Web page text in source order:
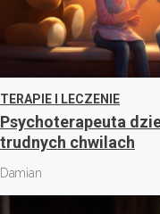
TERAPIE I LECZENIE
Psychoterapeuta
trudnych chwilach
Damian